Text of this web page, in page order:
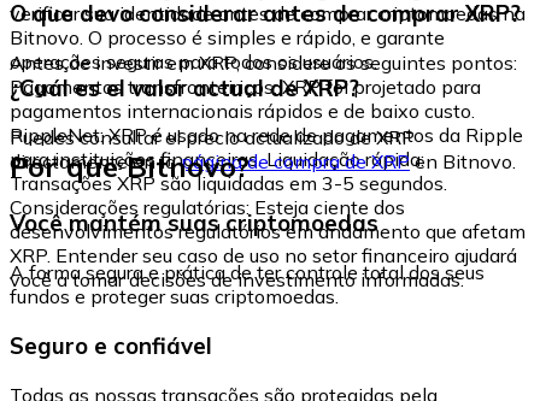
verificar sua identidade antes de comprar criptomoedas na
Bitnovo. O processo é simples e rápido, e garante
operações seguras para todos os usuários.
O que devo considerar antes de comprar XRP?
Antes de investir em XRP, considere os seguintes pontos:
Pagamentos transfronteiriços: XRP foi projetado para
pagamentos internacionais rápidos e de baixo custo.
RippleNet: XRP é usado na rede de pagamentos da Ripple
para instituições financeiras. Liquidação rápida:
Transações XRP são liquidadas em 3-5 segundos.
Considerações regulatórias: Esteja ciente dos
desenvolvimentos regulatórios em andamento que afetam
XRP. Entender seu caso de uso no setor financeiro ajudará
você a tomar decisões de investimento informadas.
¿Cuál es el valor actual de XRP?
Puedes consultar el precio actualizado de XRP
directamente en lapágina de compra de XRPen Bitnovo.
Por que Bitnovo?
Você mantém suas criptomoedas
A forma segura e prática de ter controle total dos seus
fundos e proteger suas criptomoedas.
Seguro e confiável
Todas as nossas transações são protegidas pela